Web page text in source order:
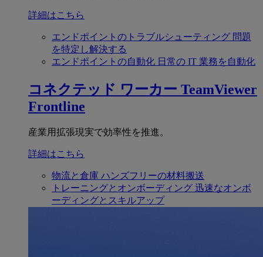
詳細はこちら
エンドポイントのトラブルシューティング 問題
を特定し解決する
エンドポイントの自動化 日常の IT 業務を自動化
コネクテッド ワーカー TeamViewer
Frontline
産業用拡張現実で効率性を推進。
詳細はこちら
物流と倉庫 ハンズフリーの材料搬送
トレーニングとオンボーディング 迅速なオンボ
ーディングとスキルアップ